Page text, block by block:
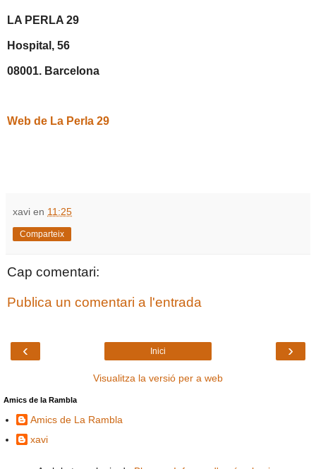
LA PERLA 29
Hospital, 56
08001. Barcelona
Web de La Perla 29
xavi en 11:25
Comparteix
Cap comentari:
Publica un comentari a l'entrada
‹ ›
Inici
Visualitza la versió per a web
Amics de la Rambla
Amics de La Rambla
xavi